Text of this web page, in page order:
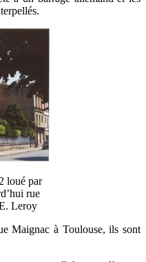
loué par
rue
Leroy
Maignac à Toulouse, ils sont